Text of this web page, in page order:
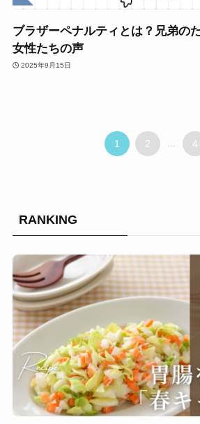
ブラザーペナルティとは？兄弟の
女性たちの声
2025年9月15日
1 2 4
RANKING